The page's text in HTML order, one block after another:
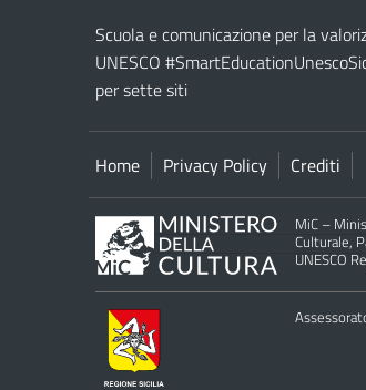
Scuola e comunicazione per la
UNESCO
per sette siti
Home Privacy Policy Crediti
MiC –
Culturale,
UNESCO